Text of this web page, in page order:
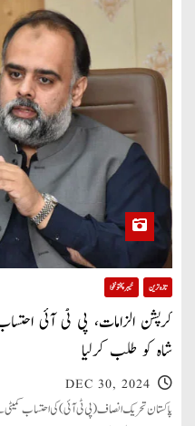
تازہ ترین خیبر پختونخوا
کرپشن الزامات، پی ٹی آئی
شاہ کو طلب کرلیا
DEC 30, 2024
پاکستان تحریک انصاف (پی ٹی آئی) کی احتساب کمیٹی